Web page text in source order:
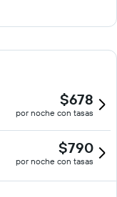
$678
por noche con tasas
$790
por noche con tasas